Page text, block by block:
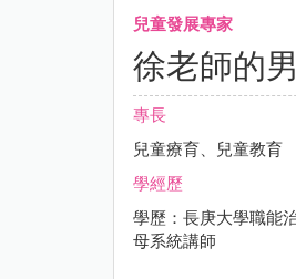
兒童發展專家
徐老師的
專長
兒童療育、兒童教育
學經歷
學歷：長庚大學職能
母系統講師